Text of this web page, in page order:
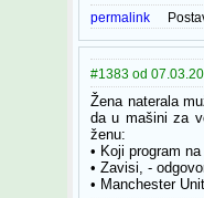
permalink
#1383 od
Žena naterala
da u mašini za
ženu:
• Koji program
• Zavisi, -
• Manchester